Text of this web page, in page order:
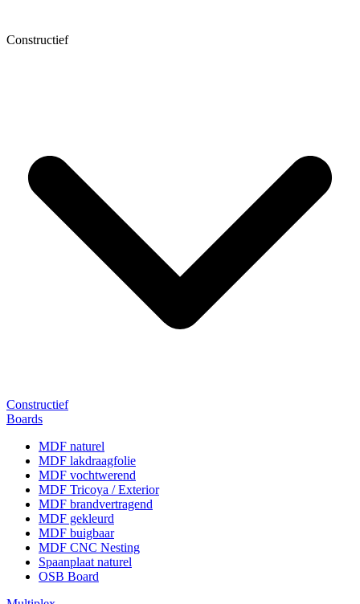
Constructief
Constructief
Boards
MDF naturel
MDF lakdraagfolie
MDF vochtwerend
MDF Tricoya / Exterior
MDF brandvertragend
MDF gekleurd
MDF buigbaar
MDF CNC Nesting
Spaanplaat naturel
OSB Board